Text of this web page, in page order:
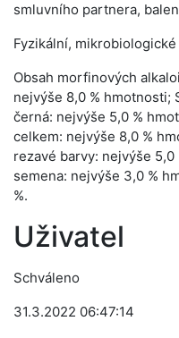
smluvního partnera,
Fyzikální,
Obsah morfinových
nejvýše 8,0 % hmotnosti;
černá: nejvýše 5,0 %
celkem: nejvýše 8,0 %
rezavé barvy: nejvýše
semena: nejvýše 3,0 %
%.
Uživatel
Schváleno
31.3.2022 06:47:14